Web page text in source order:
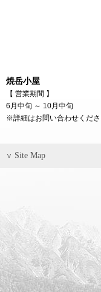
焼岳小屋
【 営業期間 】
6月中旬 ～ 10月中旬
※詳細はお問い合わせくださ
∨ Site Map